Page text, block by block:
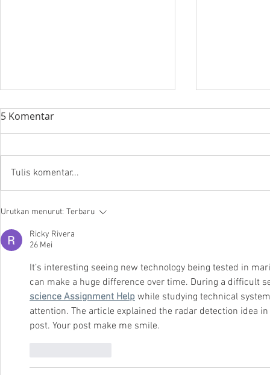
New Capital City of
5 Komentar
Tulis komentar...
Urutkan menurut: Terbaru
Ricky Rivera
26 Mei
It’s interesting seeing new technology being tested in
can make a huge difference over time. During a difficult
science Assignment Help while studying technical
attention. The article explained the radar detection idea
post. Your post make me smile.